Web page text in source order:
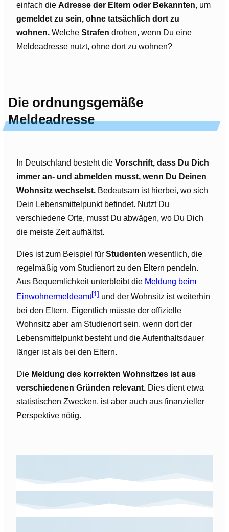
einfach die Adresse der Eltern oder Bekannten, um
gemeldet zu sein, ohne tatsächlich dort zu
wohnen. Welche Strafen drohen, wenn Du eine
Meldeadresse nutzt, ohne dort zu wohnen?
Die ordnungsgemäße
Meldeadresse
In Deutschland besteht die Vorschrift, dass Du Dich
immer an- und abmelden musst, wenn Du Deinen
Wohnsitz wechselst. Bedeutsam ist hierbei, wo sich
Dein Lebensmittelpunkt befindet. Nutzt Du
verschiedene Orte, musst Du abwägen, wo Du Dich
die meiste Zeit aufhältst.
Dies ist zum Beispiel für Studenten wesentlich, die
regelmäßig vom Studienort zu den Eltern pendeln.
Aus Bequemlichkeit unterbleibt die Meldung beim
Einwohnermeldeamt[1] und der Wohnsitz ist weiterhin
bei den Eltern. Eigentlich müsste der offizielle
Wohnsitz aber am Studienort sein, wenn dort der
Lebensmittelpunkt besteht und die Aufenthaltsdauer
länger ist als bei den Eltern.
Die Meldung des korrekten Wohnsitzes ist aus
verschiedenen Gründen relevant. Dies dient etwa
statistischen Zwecken, ist aber auch aus finanzieller
Perspektive nötig.